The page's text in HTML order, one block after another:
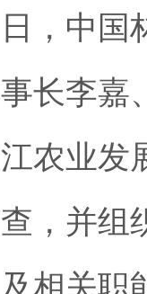
日，中国
事长李嘉
江农业发
查，并组
及相关职